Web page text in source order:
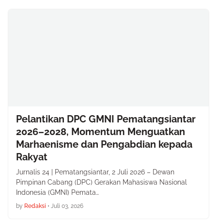
Pelantikan DPC GMNI Pematangsiantar
2026–2028, Momentum Menguatkan
Marhaenisme dan Pengabdian kepada
Rakyat
Jurnalis 24 | Pematangsiantar, 2 Juli 2026 – Dewan
Pimpinan Cabang (DPC) Gerakan Mahasiswa Nasional
Indonesia (GMNI) Pemata…
by Redaksi • Juli 03, 2026